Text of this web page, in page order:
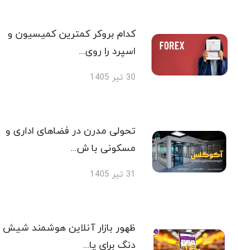
کدام بروکر کمترین کمیسیون و
اسپرد را روی...
30 تیر 1405
تحولی مدرن در فضاهای اداری و
مسکونی با ش...
31 تیر 1405
ظهور بازار آنلاین هوشمند شیش
دنگ برای پا...